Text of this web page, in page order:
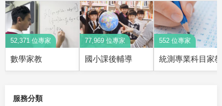
52,371 位專家
數學家教
77,969 位專家
國小課後輔導
552 位專家
統測專業科目家教
服務分類